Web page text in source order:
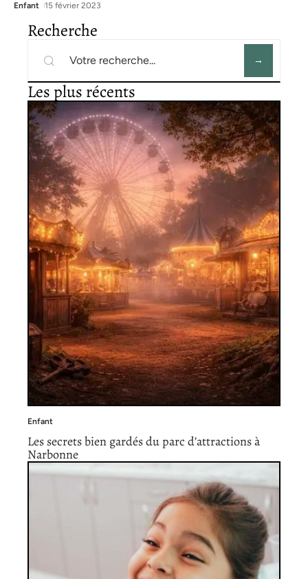
Enfant 15 février 2023
Recherche
Les plus récents
Enfant
Les secrets bien gardés du parc d’attractions à
Narbonne